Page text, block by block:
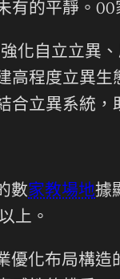
有的平靜。
化自立立異
高程度立異
合立異系統，
數家教場地據
上。
優化布局構